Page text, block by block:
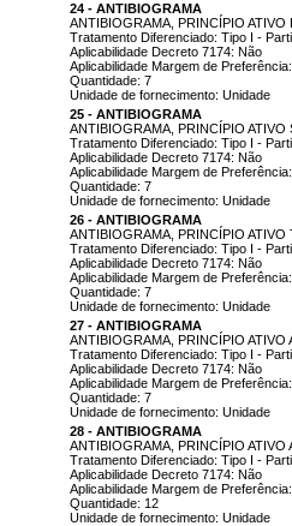
24 - ANTIBIOGRAMA
ANTIBIOGRAMA, PRINCÍPIO ATIVO
Tratamento Diferenciado: Tipo I -
Aplicabilidade Decreto 7174: Não
Aplicabilidade Margem de
Quantidade: 7
Unidade de fornecimento: Unidade
25 - ANTIBIOGRAMA
ANTIBIOGRAMA, PRINCÍPIO
Tratamento Diferenciado: Tipo I -
Aplicabilidade Decreto 7174: Não
Aplicabilidade Margem de
Quantidade: 7
Unidade de fornecimento: Unidade
26 - ANTIBIOGRAMA
ANTIBIOGRAMA, PRINCÍPIO
Tratamento Diferenciado: Tipo I -
Aplicabilidade Decreto 7174: Não
Aplicabilidade Margem de
Quantidade: 7
Unidade de fornecimento: Unidade
27 - ANTIBIOGRAMA
ANTIBIOGRAMA, PRINCÍPIO
Tratamento Diferenciado: Tipo I -
Aplicabilidade Decreto 7174: Não
Aplicabilidade Margem de
Quantidade: 7
Unidade de fornecimento: Unidade
28 - ANTIBIOGRAMA
ANTIBIOGRAMA, PRINCÍPIO
Tratamento Diferenciado: Tipo I -
Aplicabilidade Decreto 7174: Não
Aplicabilidade Margem de
Quantidade: 12
Unidade de fornecimento: Unidade